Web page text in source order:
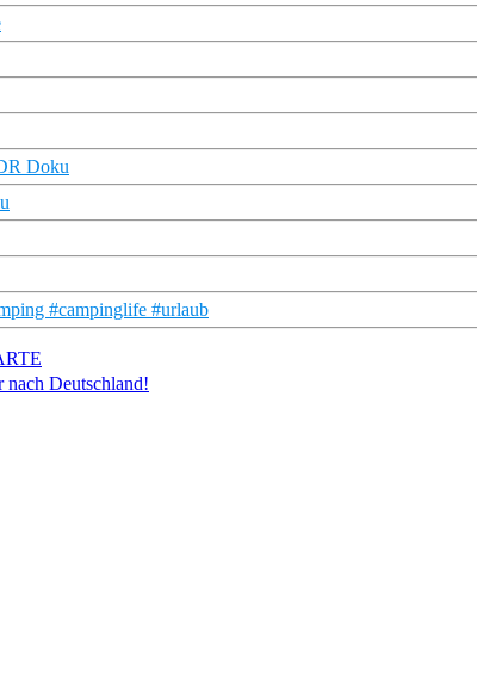
Doku
#campinglife #urlaub
nach Deutschland!